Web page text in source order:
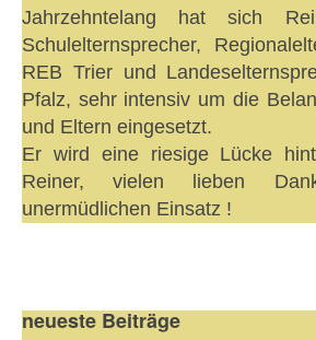
Jahrzehntelang hat sich
Schulelternsprecher,
REB Trier und
Pfalz, sehr intensiv um die
und Eltern eingesetzt.
Er wird eine riesige Lücke
Reiner, vielen lieben
unermüdlichen Einsatz !
neueste Beiträge